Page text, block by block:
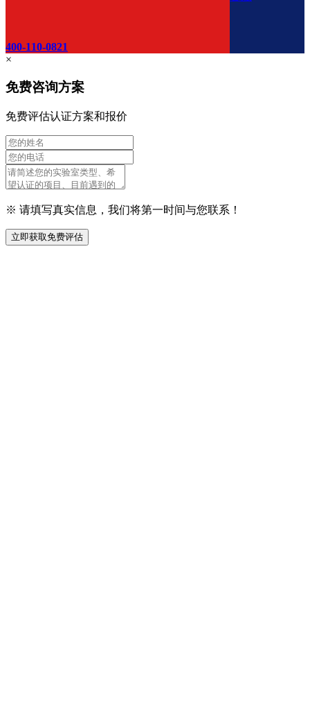
400-110-0821
×
免费咨询方案
免费评估认证方案和报价
※ 请填写真实信息，我们将第一时间与您联系！
立即获取免费评估